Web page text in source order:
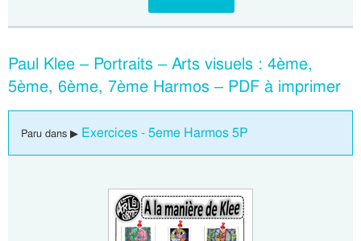
Paul Klee – Portraits – Arts visuels : 4ème,
5ème, 6ème, 7ème Harmos – PDF à imprimer
Paru dans ▶ Exercices - 5eme Harmos 5P